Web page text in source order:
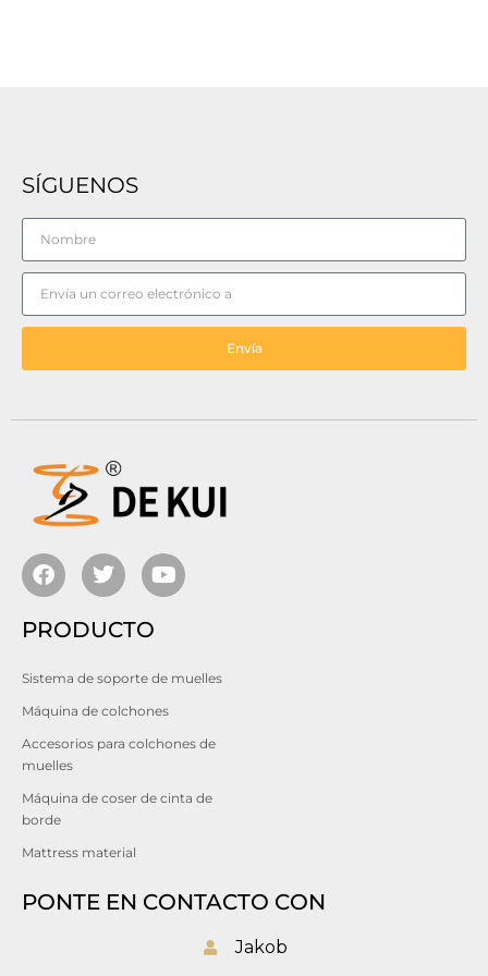
SÍGUENOS
Envía
PRODUCTO
Sistema de soporte de muelles
Máquina de colchones
Accesorios para colchones de
muelles
Máquina de coser de cinta de
borde
Mattress material
PONTE EN CONTACTO CON
Jakob